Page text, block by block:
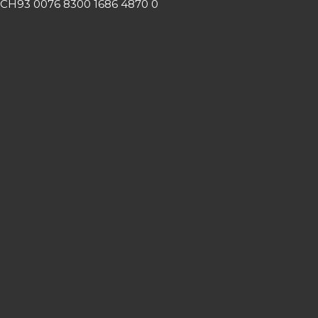
0076 8300 1686 4870 0